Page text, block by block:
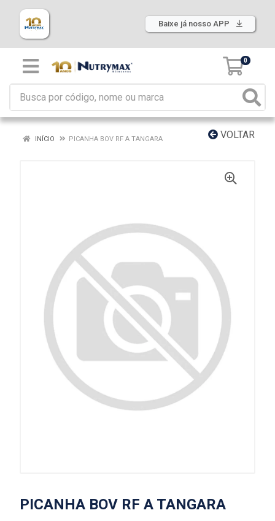
Baixe já nosso APP
0
VOLTAR
INÍCIO PICANHA BOV RF A TANGARA
PICANHA BOV RF A TANGARA